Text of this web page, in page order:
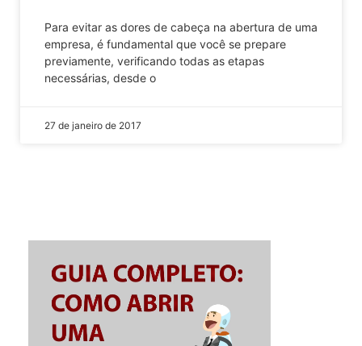
Para evitar as dores de cabeça na abertura de uma
empresa, é fundamental que você se prepare
previamente, verificando todas as etapas
necessárias, desde o
27 de janeiro de 2017